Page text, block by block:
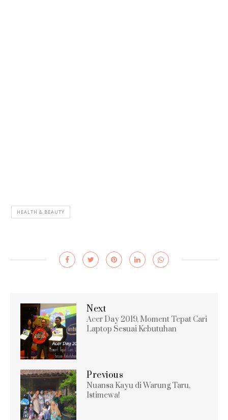
HEALTH & BEAUTY
Next
Acer Day 2019, Moment Tepat Cari
Laptop Sesuai Kebutuhan
Previous
Nuansa Kayu di Warung Taru,
Istimewa!